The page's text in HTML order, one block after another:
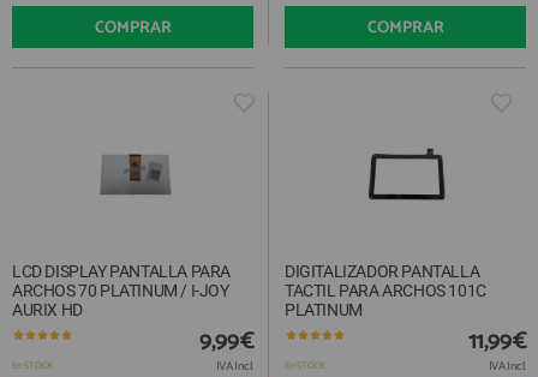
COMPRAR COMPRAR
LCD DISPLAY PANTALLA PARA
ARCHOS 70 PLATINUM / I-JOY
AURIX HD
En STOCK
9,99€
IVA Incl.
DIGITALIZADOR PANTALLA
TACTIL PARA ARCHOS 101C
PLATINUM
En STOCK
11,99€
IVA Incl.